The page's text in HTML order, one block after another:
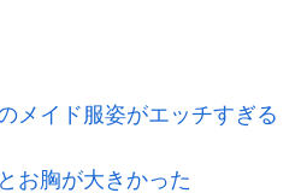
メイド服姿がエッチすぎる
お胸が大きかった